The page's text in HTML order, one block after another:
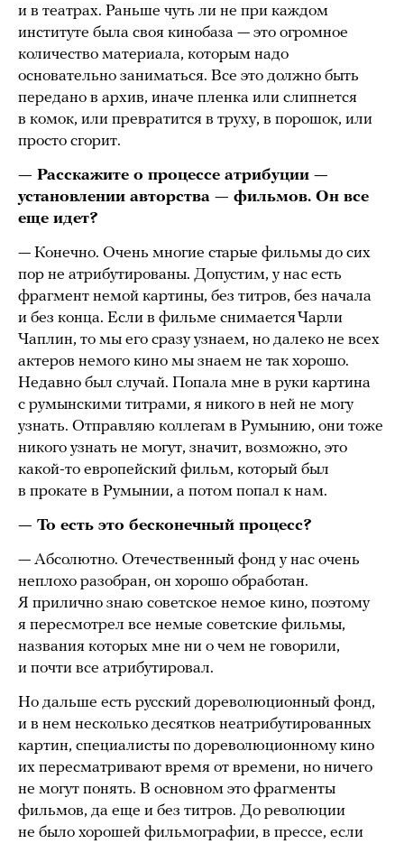
и в театрах. Раньше чуть ли не при каждом
институте была своя кинобаза — это огромное
количество материала, которым надо
основательно заниматься. Все это должно быть
передано в архив, иначе пленка или слипнется
в комок, или превратится в труху, в порошок, или
просто сгорит.
— Расскажите о процессе атрибуции —
установлении авторства — фильмов. Он все
еще идет?
— Конечно. Очень многие старые фильмы до сих
пор не атрибутированы. Допустим, у нас есть
фрагмент немой картины, без титров, без начала
и без конца. Если в фильме снимается Чарли
Чаплин, то мы его сразу узнаем, но далеко не всех
актеров немого кино мы знаем не так хорошо.
Недавно был случай. Попала мне в руки картина
с румынскими титрами, я никого в ней не могу
узнать. Отправляю коллегам в Румынию, они тоже
никого узнать не могут, значит, возможно, это
какой-то европейский фильм, который был
в прокате в Румынии, а потом попал к нам.
— То есть это бесконечный процесс?
— Абсолютно. Отечественный фонд у нас очень
неплохо разобран, он хорошо обработан.
Я прилично знаю советское немое кино, поэтому
я пересмотрел все немые советские фильмы,
названия которых мне ни о чем не говорили,
и почти все атрибутировал.
Но дальше есть русский дореволюционный фонд,
и в нем несколько десятков неатрибутированных
картин, специалисты по дореволюционному кино
их пересматривают время от времени, но ничего
не могут понять. В основном это фрагменты
фильмов, да еще и без титров. До революции
не было хорошей фильмографии, в прессе, если